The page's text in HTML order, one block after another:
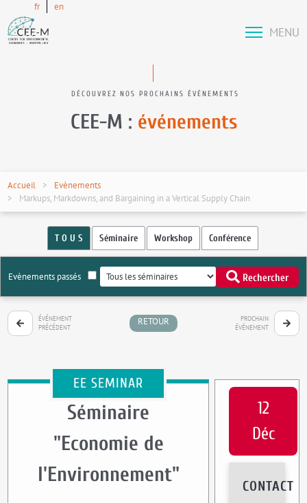
fr en
MENU
DÉCOUVREZ NOS PROCHAINS ÉVÉNEMENTS
CEE-M : événements
Accueil
Evènements
Markups, Markdowns, and Bargaining in a Vertical Supply Chain
T O U S Séminaire Workshop Conférence
Evènements passés Rechercher
ÉVÉNEMENT
PRÉCÉDENT
RETOUR
PROCHAIN
ÉVÉNEMENT
EE SEMINAR
Séminaire
"Economie de
l'Environnement"
12
Déc
CONTACT